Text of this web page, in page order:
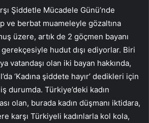
Şiddetle Mücadele Günü’nde
ve berbat muameleyle gözaltına
üzere, artık de 2 göçmen bayanı
gerekçesiyle hudut dışı ediyorlar. Biri
vatandaşı olan iki bayan hakkında,
‘Kadına şiddete hayır’ dedikleri için
durumda. Türkiye’deki kadın
olan, burada kadın düşmanı iktidara,
karşı Türkiyeli kadınlarla kol kola,